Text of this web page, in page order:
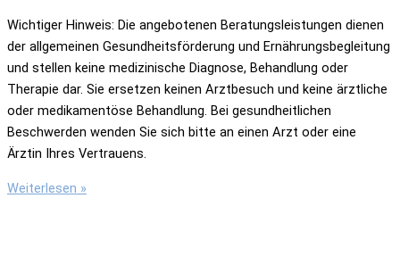
Wichtiger Hinweis: Die angebotenen Beratungsleistungen dienen
der allgemeinen Gesundheitsförderung und Ernährungsbegleitung
und stellen keine medizinische Diagnose, Behandlung oder
Therapie dar. Sie ersetzen keinen Arztbesuch und keine ärztliche
oder medikamentöse Behandlung. Bei gesundheitlichen
Beschwerden wenden Sie sich bitte an einen Arzt oder eine
Ärztin Ihres Vertrauens.
TCM
Weiterlesen »